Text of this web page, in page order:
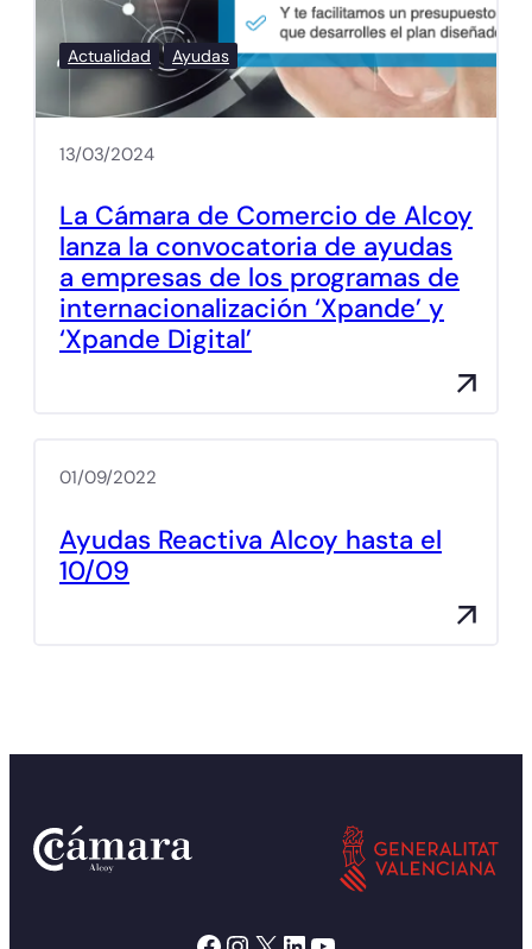
Actualidad Ayudas
13/03/2024
La Cámara de Comercio de Alcoy
lanza la convocatoria de ayudas
a empresas de los programas de
internacionalización ‘Xpande’ y
‘Xpande Digital’
01/09/2022
Ayudas Reactiva Alcoy hasta el
10/09